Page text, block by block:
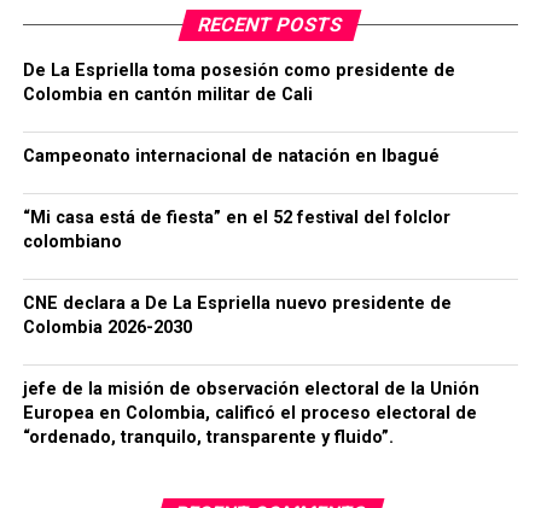
RECENT POSTS
De La Espriella toma posesión como presidente de
Colombia en cantón militar de Cali
Campeonato internacional de natación en Ibagué
“Mi casa está de fiesta” en el 52 festival del folclor
colombiano
CNE declara a De La Espriella nuevo presidente de
Colombia 2026-2030
jefe de la misión de observación electoral de la Unión
Europea en Colombia, calificó el proceso electoral de
“ordenado, tranquilo, transparente y fluido”.